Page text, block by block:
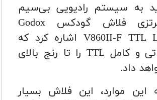
به سیستم رادیویی بی‌سیم
۲.۴ گیگاهرتزی فلاش گودکس Godox
V860II-F TTL Li-Ion Flash اشاره کرد که
توابع مقدماتی و کامل TTL را تا رنج بالای
این موارد، این فلاش بسیار